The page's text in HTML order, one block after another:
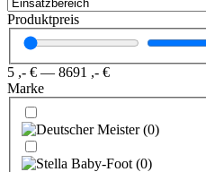
Produktpreis
5 ,- € — 8691 ,- €
Marke
(0)
(0)